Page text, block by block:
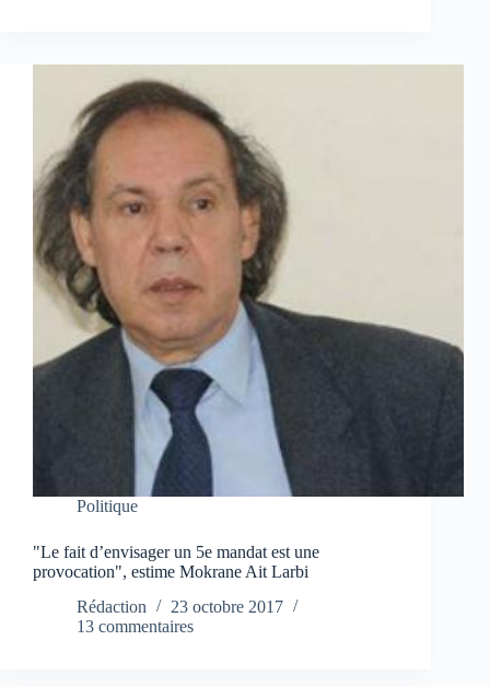
Politique
"Le fait d’envisager un 5e mandat est une
provocation", estime Mokrane Ait Larbi
Rédaction
23 octobre 2017
13 commentaires